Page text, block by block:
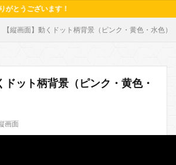
います！
【縦画面】動くドット柄背景（ピンク・黄色・水色）
ドット柄背景（ピンク・黄色・
画面